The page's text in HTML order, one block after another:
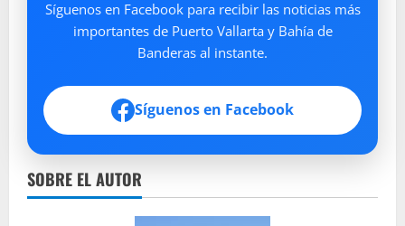
Síguenos en Facebook para recibir las noticias más
importantes de Puerto Vallarta y Bahía de
Banderas al instante.
Síguenos en Facebook
SOBRE EL AUTOR